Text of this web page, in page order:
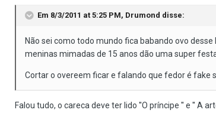
Em 8/3/2011 at 5:25 PM, Drumond disse:
Não sei como todo mundo fica babando ovo
meninas mimadas de 15 anos dão uma super
Cortar o overeem ficar e falando que fedor é fake
Falou tudo, o careca deve ter lido ''O príncipe '' e '' A